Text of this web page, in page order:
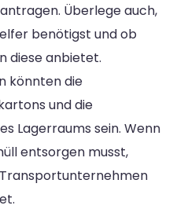
Überlege auch,
benötigst und ob
diese anbietet.
könnten die
und die
Lagerraums sein. Wenn
entsorgen musst,